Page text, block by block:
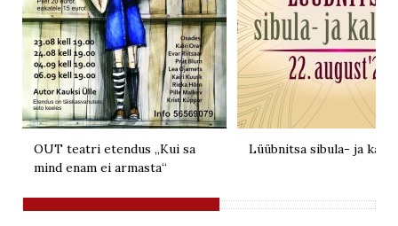
OUT teatri etendus „Kui sa
mind enam ei armasta“
Lüübnitsa sibula- ja